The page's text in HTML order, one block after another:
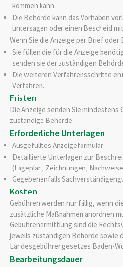
kommen kann.
Die Behörde kann das Vorhaben
untersagen oder einen Bescheid
Wenn Sie die Anzeige per Brief oder
Sie füllen die für die Anzeige
senden sie der zuständigen
Die weiteren Verfahrensschritte
Verfahren.
Fristen
Die Anzeige senden Sie mindestens
zuständige Behörde.
Erforderliche Unterlagen
Ausgefülltes Anzeigeformular
Detaillierte Unterlagen zur
(Lageplan, Zeichnungen,
Gegebenenfalls
Kosten
Gebühren werden nur fällig, wenn
zusätzliche Maßnahmen anordnen
Gebührenermittlung sind die
jeweils zuständigen Behörde sowie
Landesgebührengesetzes Baden-
Bearbeitungsdauer